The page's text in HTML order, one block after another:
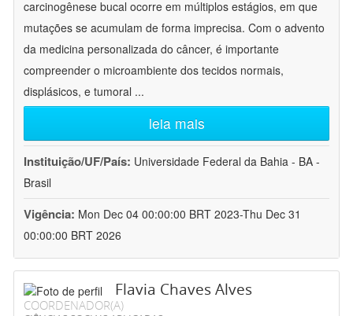
carcinogênese bucal ocorre em múltiplos estágios, em que
mutações se acumulam de forma imprecisa. Com o advento
da medicina personalizada do câncer, é importante
compreender o microambiente dos tecidos normais,
displásicos, e tumoral ...
leia mais
Instituição/UF/País: Universidade Federal da Bahia - BA -
Brasil
Vigência: Mon Dec 04 00:00:00 BRT 2023-Thu Dec 31
00:00:00 BRT 2026
Flavia Chaves Alves
COORDENADOR(A)